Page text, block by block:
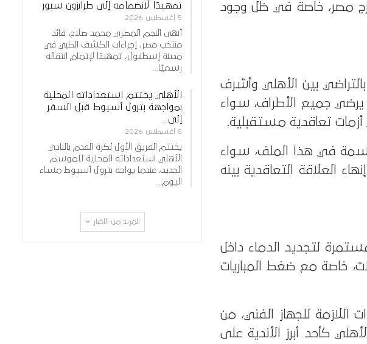
مصر، خاصة في ظل وجود
بين الأهلي وأشرف
جميع الأطراف، سواء
تعاقدية مستقبلية.
في هذا الملف، سواء
العلاقة التعاقدية بينه
لتجديد الدماء داخل
خاصة مع ضغط المباريات
للجهاز الفني، من
كأحد أبرز الأندية على
تمهيدًا لانضمامه إلى طرابزون سبور
5 أغسطس 2026
أنهى النجم المصري محمد صلاح، قائد
منتخب مصر، إجراءات الكشف الطبي في
مدينة إسطنبول، تمهيدًا لإتمام انتقاله
رسميًا…
الأهلي يختتم استعداداته المحلية
بمواجهة بترول أسيوط قبل السفر
إلى…
5 أغسطس 2026
يختتم الفريق الأول لكرة القدم بالنادي
الأهلي استعداداته المحلية للموسم
الجديد، عندما يواجه بترول أسيوط مساء
اليوم…
المزيد من الأخبار